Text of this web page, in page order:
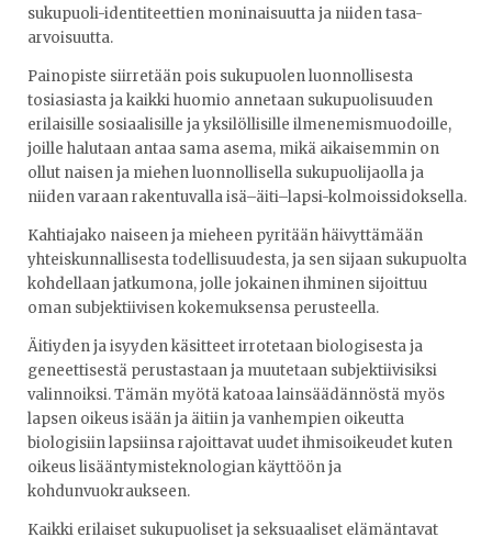
sukupuoli-identiteettien moninaisuutta ja niiden tasa-
arvoisuutta.
Painopiste siirretään pois sukupuolen luonnollisesta
tosiasiasta ja kaikki huomio annetaan sukupuolisuuden
erilaisille sosiaalisille ja yksilöllisille ilmenemismuodoille,
joille halutaan antaa sama asema, mikä aikaisemmin on
ollut naisen ja miehen luonnollisella sukupuolijaolla ja
niiden varaan rakentuvalla isä–äiti–lapsi-kolmoissidoksella.
Kahtiajako naiseen ja mieheen pyritään häivyttämään
yhteiskunnallisesta todellisuudesta, ja sen sijaan sukupuolta
kohdellaan jatkumona, jolle jokainen ihminen sijoittuu
oman subjektiivisen kokemuksensa perusteella.
Äitiyden ja isyyden käsitteet irrotetaan biologisesta ja
geneettisestä perustastaan ja muutetaan subjektiivisiksi
valinnoiksi. Tämän myötä katoaa lainsäädännöstä myös
lapsen oikeus isään ja äitiin ja vanhempien oikeutta
biologisiin lapsiinsa rajoittavat uudet ihmisoikeudet kuten
oikeus lisääntymisteknologian käyttöön ja
kohdunvuokraukseen.
Kaikki erilaiset sukupuoliset ja seksuaaliset elämäntavat